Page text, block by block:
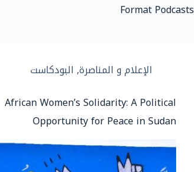
FormatPodcasts
الإعلام و المناصرة, البودكاست
African Women’s Solidarity: A Political
Opportunity for Peace in Sudan